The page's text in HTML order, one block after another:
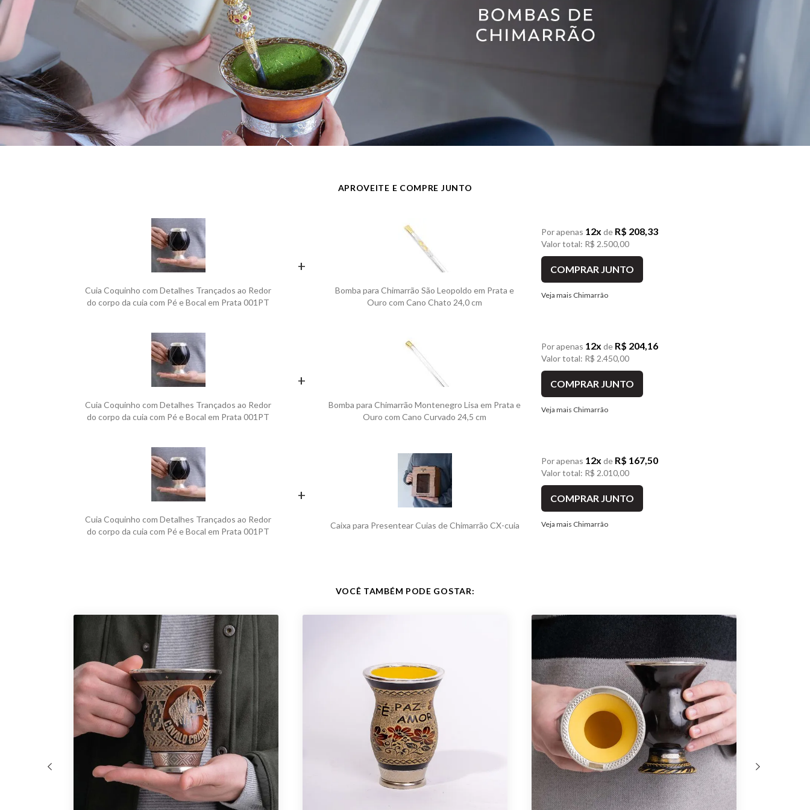
APROVEITE E COMPRE JUNTO
Cuia Coquinho com Detalhes Trançados ao Redor
do corpo da cuia com Pé e Bocal em Prata 001PT
+
Bomba para Chimarrão São Leopoldo em Prata e
Ouro com Cano Chato 24,0 cm
Por apenas 12x de R$ 208,33
Valor total: R$ 2.500,00
COMPRAR JUNTO
Veja mais Chimarrão
Cuia Coquinho com Detalhes Trançados ao Redor
do corpo da cuia com Pé e Bocal em Prata 001PT
+
Bomba para Chimarrão Montenegro Lisa em Prata e
Ouro com Cano Curvado 24,5 cm
Por apenas 12x de R$ 204,16
Valor total: R$ 2.450,00
COMPRAR JUNTO
Veja mais Chimarrão
Cuia Coquinho com Detalhes Trançados ao Redor
do corpo da cuia com Pé e Bocal em Prata 001PT
+
Caixa para Presentear Cuias de Chimarrão CX-cuia
Por apenas 12x de R$ 167,50
Valor total: R$ 2.010,00
COMPRAR JUNTO
Veja mais Chimarrão
VOCÊ TAMBÉM PODE GOSTAR: